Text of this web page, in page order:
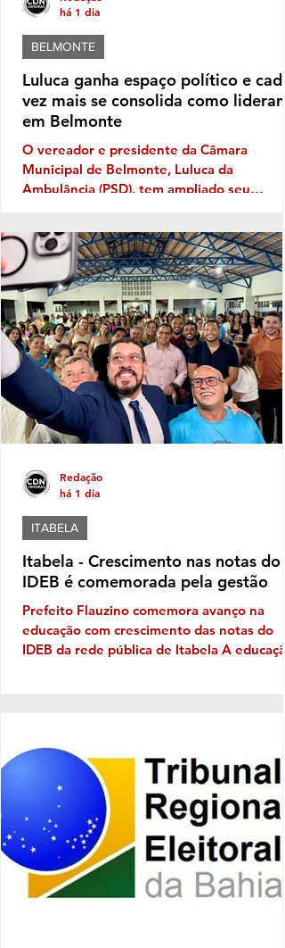
Luluca ganha espaço político e cada
vez mais se consolida como
em Belmonte
O vereador e presidente da Câmara
Municipal de Belmonte, Luluca da
Ambulância (PSD), tem ampliado seu
musculatura política deve aumentar ainda
mais este ano, caso se confirme a
expectativa da votação de Fabíola Mansur,
nome defendido por Luluca para estadual,
sendo a mais votada dentro do núcleo
político governista que tem dois nomes na
disputa, o nome do prefeito e Fabíola,
candidata de Luluca. Luluca conaeguiu ao
longo dos anos montar
BELMONTE
há 1 dia
Itabela - Crescimento nas notas do
IDEB é comemorada pela gestão
Prefeito Flauzino comemora avanço na
educação com crescimento das notas do
IDEB da rede pública de Itabela A educação
municipal tanto nos anos iniciais quanto
anos finais do Ensino Fundamental, em
comparação com os resultados de 2023.
anos iniciais, a média passou de 3,5, em
2023, para 4,5, em 2025. Já nos a
ITABELA
Redação
há 1 dia